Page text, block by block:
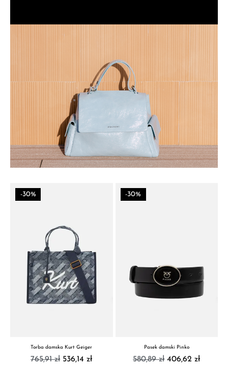
-30%
Torba damska Kurt Geiger
765,91 zł 536,14 zł
-30%
Pasek damski Pinko
580,89 zł 406,62 zł